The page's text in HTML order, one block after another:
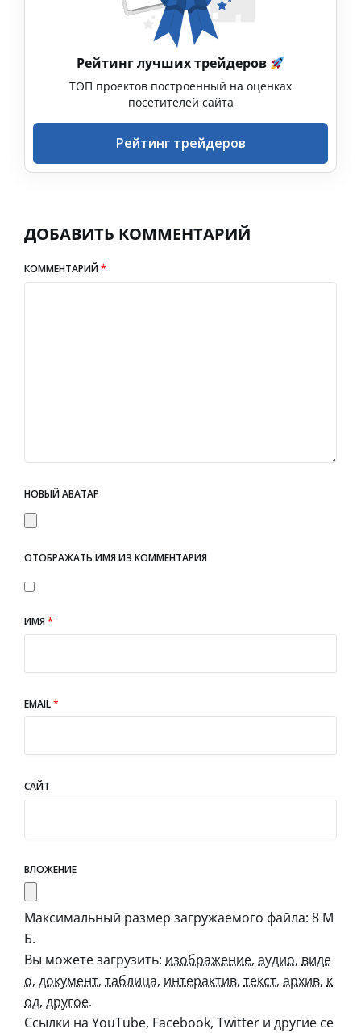
Рейтинг лучших трейдеров
ТОП проектов построенный на оценках
посетителей сайта
Рейтинг трейдеров
ДОБАВИТЬ КОММЕНТАРИЙ
КОММЕНТАРИЙ*
НОВЫЙ АВАТАР
ОТОБРАЖАТЬ ИМЯ ИЗ КОММЕНТАРИЯ
ИМЯ*
EMAIL*
САЙТ
ВЛОЖЕНИЕ
Максимальный размер загружаемого файла: 8 М
Б.
Вы можете загрузить: изображение, аудио, виде
о, документ, таблица, интерактив, текст, архив, к
од, другое.
Ссылки на YouTube, Facebook, Twitter и другие се